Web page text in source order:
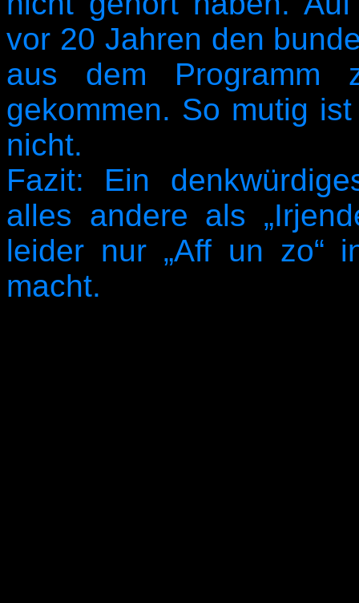
vor 20 Jahren den
aus dem Programm
gekommen. So mutig
nicht.
Fazit: Ein
alles andere als
leider nur „Aff un zo“
macht.